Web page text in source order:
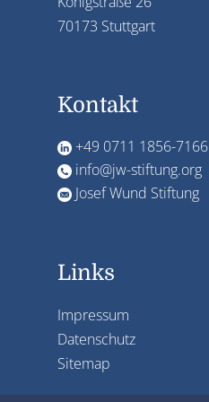
70173 Stuttgart
Kontakt
+49 0711 1856-7166
info@jw-stiftung.org
Josef Wund Stiftung
Links
Impressum
Datenschutz
Sitemap